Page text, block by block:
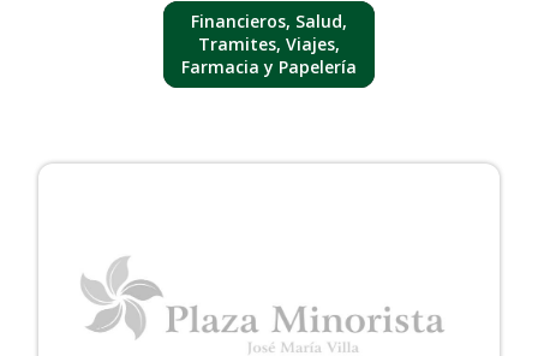
Financieros, Salud,
Tramites, Viajes,
Farmacia y Papelería